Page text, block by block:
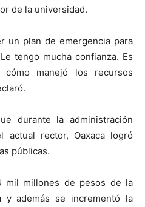
de la universidad.
un plan de emergencia para
tengo mucha confianza. Es
manejó los recursos
durante la administración
actual rector, Oaxaca logró
públicas.
mil millones de pesos de la
y además se incrementó la